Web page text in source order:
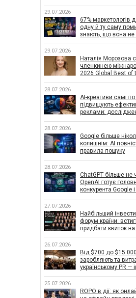
29.07.2026
67% маркетологів
одну й ту саму
знають, що вона
29.07.2026
Наталія Морозова
членкинею
2026 Global Best of
28.07.2026
AI-креативи самі по
підвищують
реклами:
впливає на
кампаній
28.07.2026
Google більше
колишнім: AI
правила пошуку
28.07.2026
ChatGPT більше не
OpenAI готує
конкурента Google
27.07.2026
Найбільший
форум країни:
придбати квиток
26.07.2026
Від $700 до $15
заробляють та
українському PR —
25.07.2026
ROPO в дії: як